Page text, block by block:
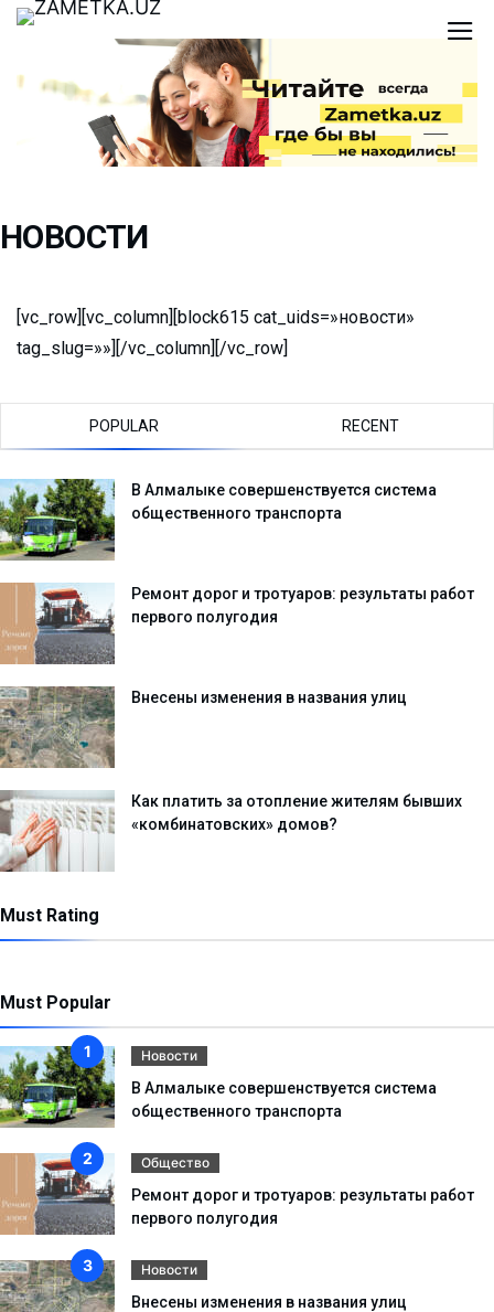
НОВОСТИ
[vc_row][vc_column][block615 cat_uids=»новости»
tag_slug=»»][/vc_column][/vc_row]
POPULAR RECENT
В Алмалыке совершенствуется система
общественного транспорта
Ремонт дорог и тротуаров: результаты работ
первого полугодия
Внесены изменения в названия улиц
Как платить за отопление жителям бывших
«комбинатовских» домов?
Must Rating
Must Popular
Новости
В Алмалыке совершенствуется система
общественного транспорта
Общество
Ремонт дорог и тротуаров: результаты работ
первого полугодия
Новости
Внесены изменения в названия улиц